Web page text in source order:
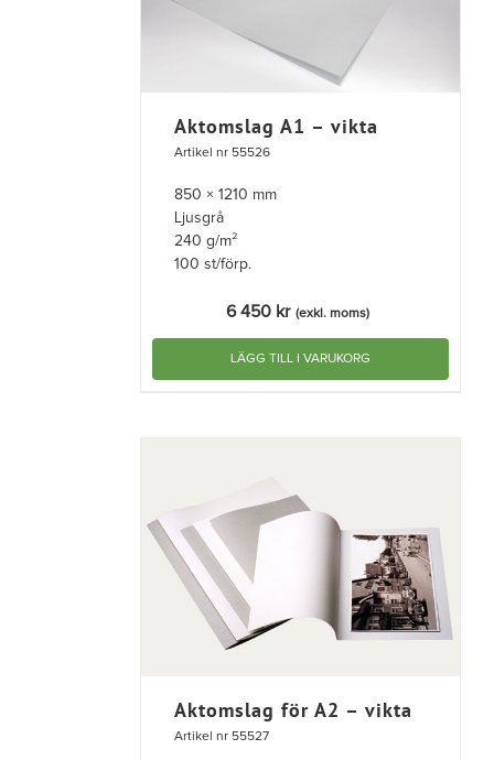
Aktomslag A1 – vikta
Artikel nr 55526
850 × 1210 mm
Ljusgrå
240 g/m²
100 st/förp.
6 450 kr (exkl. moms)
LÄGG TILL I VARUKORG
Aktomslag för A2 – vikta
Artikel nr 55527